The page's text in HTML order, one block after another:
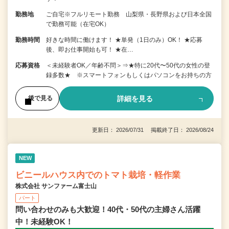
勤務地
ご自宅※フルリモート勤務 山梨県・長野県および日本全国
で勤務可能（在宅OK）
勤務時間
好きな時間に働けます！ ★単発（1日のみ）OK！ ★応募
後、即お仕事開始も可！ ★在…
応募資格
＜未経験者OK／年齢不問＞⇒★特に20代〜50代の女性の登
録多数★ ※スマートフォンもしくはパソコンをお持ちの方
後で見る 詳細を見る
更新日： 2026/07/31 掲載終了日： 2026/08/24
NEW
ビニールハウス内でのトマト栽培・軽作業
株式会社 サンファーム富士山
パート
問い合わせのみも大歓迎！40代・50代の主婦さん活躍
中！未経験OK！